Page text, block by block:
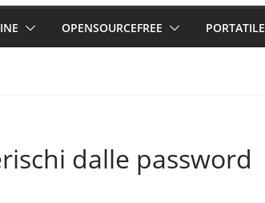
OPENSOURCEFREE PORTATILE
dalle password